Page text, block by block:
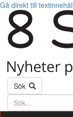
Gå direkt till textinnehåll
Sök
Söktext